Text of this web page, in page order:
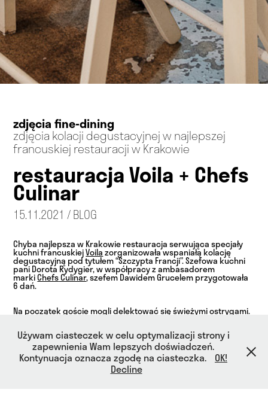
zdjęcia fine-dining
zdjęcia kolacji degustacyjnej w najlepszej
francuskiej restauracji w Krakowie
restauracja Voila + Chefs
Culinar
15.11.2021 / BLOG
Chyba najlepsza w Krakowie restauracja serwująca specjały
kuchni francuskiejVoilazorganizowała wspaniałą kolację
degustacyjną pod tytułem “Szczypta Francji”. Szefowa kuchni
pani Dorota Rydygier, w współpracy z ambasadorem
markiChefsCulinar, szefem Dawidem Grucelem przygotowała
6 dań.
Na początek goście mogli delektować się świeżymi ostrygami.
Jako dania główne podano delikatnego homara w maśle Cafe
z sezamem oraz comber jagnięcy w ziołach z marchewką
glazurowaną w soku z pomarańczy, gratin Dauphinois w sosie z
czarnej porzeczki z czekoladą. Kolejna pozycja w menu na ten
wieczór to sieja - filet serwowany z porami w śmietance i
risotto z prażonego słonecznika ze szparagami. Nie zabrakło
oczywiście francuskich serów i sztandarowych deserów -
Używam ciasteczek w celu optymalizacji strony i
zapewnienia Wam lepszych doświadczeń.
Kontynuacja oznacza zgodę na ciasteczka. OK!
Decline